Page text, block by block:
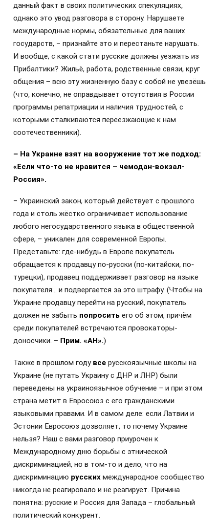
данный факт в своих политических спекуляциях,
однако это увод разговора в сторону. Нарушаете
международные нормы, обязательные для ваших
государств, – признайте это и перестаньте нарушать.
И вообще, с какой стати русские должны уезжать из
Прибалтики? Жильё, работа, родственные связи, круг
общения – всю эту жизненную базу с собой не увезёшь
(что, конечно, не оправдывает отсутствия в России
программы репатриации и наличия трудностей, с
которыми сталкиваются переезжающие к нам
соотечественники).
– На Украине взят на вооружение тот же подход:
«Если что-то не нравится – чемодан-вокзал-
Россия».
– Украинский закон, который действует с прошлого
года и столь жёстко ограничивает использование
любого негосударственного языка в общественной
сфере, – уникален для современной Европы.
Представьте: где-нибудь в Европе покупатель
обращается к продавцу по-русски (по-китайски, по-
турецки), продавец поддерживает разговор на языке
покупателя… и подвергается за это штрафу. (Чтобы на
Украине продавцу перейти на русский, покупатель
должен не забыть попросить его об этом, причём
среди покупателей встречаются провокаторы-
доносчики. – Прим. «АН».)
Также в прошлом году все русскоязычные школы на
Украине (не путать Украину с ДНР и ЛНР) были
переведены на украиноязычное обучение – и при этом
страна метит в Евросоюз с его гражданскими
языковыми правами. И в самом деле: если Латвии и
Эстонии Евросоюз дозволяет, то почему Украине
нельзя? Наш с вами разговор приурочен к
Международному дню борьбы с этнической
дискриминацией, но в том-то и дело, что на
дискриминацию русских международное сообщество
никогда не реагировало и не реагирует. Причина
понятна: русские и Россия для Запада – глобальный
политический конкурент.